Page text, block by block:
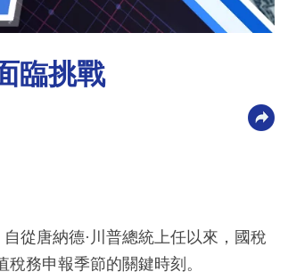
臨挑戰
從唐納德·川普總統上任以來，國稅
務申報季節的關鍵時刻。